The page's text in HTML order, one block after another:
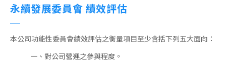
永續發展委員會 績效評估
本公司功能性委員會績效評估之衡量項目至少含括下列五大面向：
一、對公司營運之參與程度。